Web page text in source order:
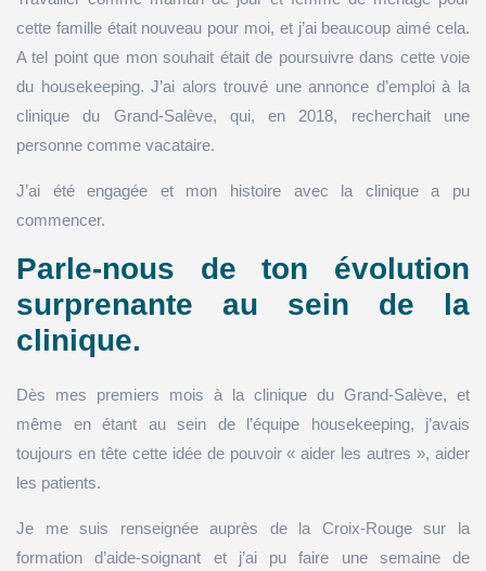
cette famille était nouveau pour moi, et j’ai beaucoup aimé cela.
A tel point que mon souhait était de poursuivre dans cette voie
du housekeeping. J’ai alors trouvé une annonce d’emploi à la
clinique du Grand-Salève, qui, en 2018, recherchait une
personne comme vacataire.
J’ai été engagée et mon histoire avec la clinique a pu
commencer.
Parle-nous de ton évolution
surprenante au sein de la
clinique.
Dès mes premiers mois à la clinique du Grand-Salève, et
même en étant au sein de l’équipe housekeeping, j’avais
toujours en tête cette idée de pouvoir « aider les autres », aider
les patients.
Je me suis renseignée auprès de la Croix-Rouge sur la
formation d’aide-soignant et j’ai pu faire une semaine de